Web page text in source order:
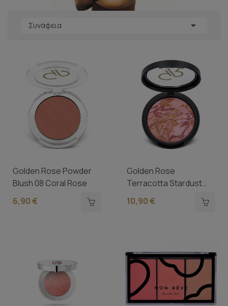
Συνάφεια 
Golden Rose Powder
Blush 08 Coral Rose
6,90 €
Golden Rose
Terracotta Stardust
102
10,90 €